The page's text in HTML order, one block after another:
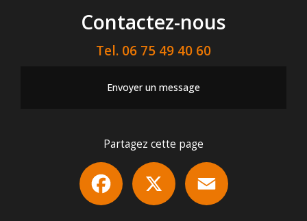
Contactez-nous
Tel. 06 75 49 40 60
Envoyer un message
Partagez cette page
Facebook